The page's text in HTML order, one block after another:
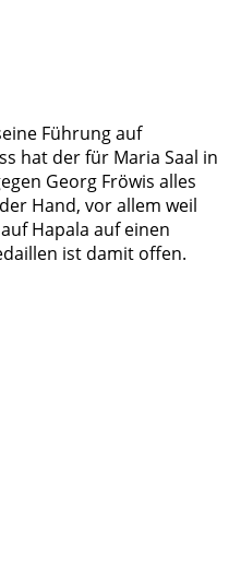
Führung auf
hat der für Maria Saal in
Georg Fröwis alles
Hand, vor allem weil
Hapala auf einen
ist damit offen.